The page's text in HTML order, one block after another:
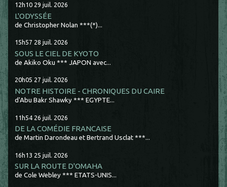
12h10 29 juil. 2026
L'ODYSSÉE
de Christopher Nolan ***(*)...
15h57 28 juil. 2026
SOUS LE CIEL DE KYOTO
de Akiko Oku *** JAPON avec...
20h05 27 juil. 2026
NOTRE HISTOIRE - CHRONIQUES DU CAIRE
d'Abu Bakr Shawky *** EGYPTE...
11h54 26 juil. 2026
DE LA COMÉDIE FRANCAISE
de Martin Darondeau et Bertrand Usclat ***...
16h13 25 juil. 2026
SUR LA ROUTE D'OMAHA
de Cole Webley *** ETATS-UNIS...